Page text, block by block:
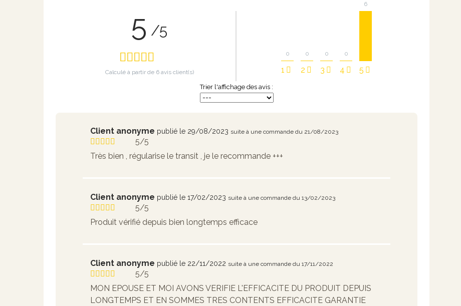
5 /5
Calculé à partir de 6avis client(s) 1
0
2
0
3
0
4
0
5
6
Trier l'affichage des avis :
Client anonyme publié le 29/08/2023 suite à une commande du 21/08/2023
5/5
Très bien , régularise le transit , je le recommande +++
Client anonyme publié le 17/02/2023 suite à une commande du 13/02/2023
5/5
Produit vérifié depuis bien longtemps efficace
Client anonyme publié le 22/11/2022 suite à une commande du 17/11/2022
5/5
MON EPOUSE ET MOI AVONS VERIFIE L'EFFICACITE DU PRODUIT DEPUIS
LONGTEMPS ET EN SOMMES TRES CONTENTS EFFICACITE GARANTIE